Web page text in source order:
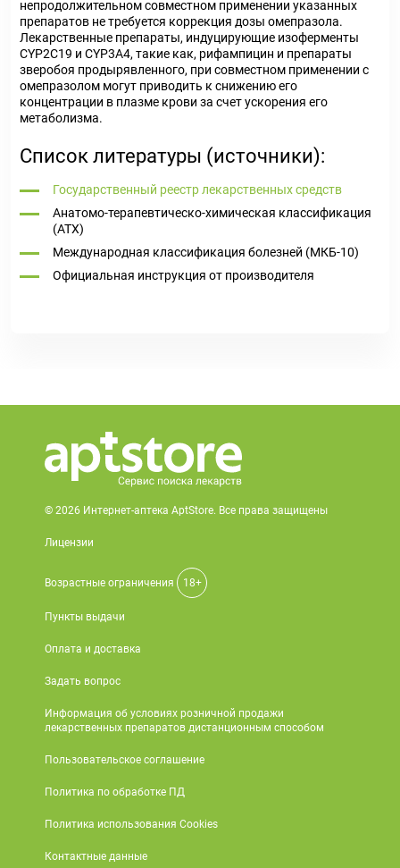
непродолжительном совместном применении указанных
препаратов не требуется коррекция дозы омепразола.
Лекарственные препараты, индуцирующие изоферменты
CYP2C19 и CYP3A4, такие как, рифампицин и препараты
зверобоя продырявленного, при совместном применении с
омепразолом могут приводить к снижению его
концентрации в плазме крови за счет ускорения его
метаболизма.
Список литературы (источники):
Государственный реестр лекарственных средств
Анатомо-терапевтическо-химическая классификация
(ATX)
Международная классификация болезней (МКБ-10)
Официальная инструкция от производителя
© 2026 Интернет-аптека AptStore. Все права защищены
Лицензии
Возрастные ограничения 18+
Пункты выдачи
Оплата и доставка
Задать вопрос
Информация об условиях розничной продажи
лекарственных препаратов дистанционным способом
Пользовательское соглашение
Политика по обработке ПД
Политика использования Cookies
Контактные данные